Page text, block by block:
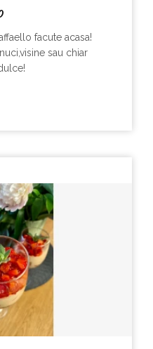
facute acasa!
sau chiar